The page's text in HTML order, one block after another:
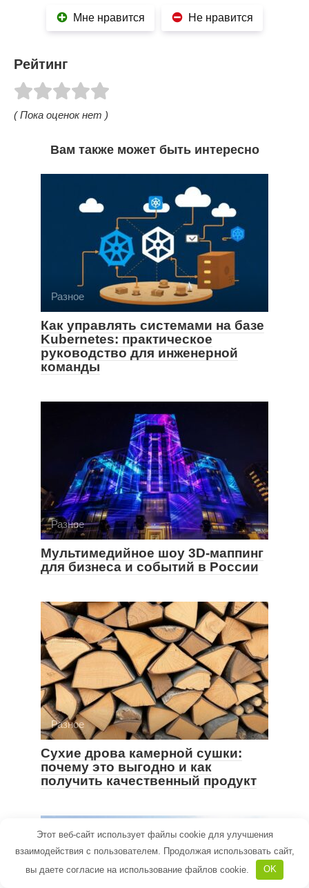
Мне нравится Не нравится
Рейтинг
( Пока оценок нет )
Вам также может быть интересно
Разное
Как управлять системами на базе
Kubernetes: практическое
руководство для инженерной
команды
Разное
Мультимедийное шоу 3D-маппинг
для бизнеса и событий в России
Разное
Сухие дрова камерной сушки:
почему это выгодно и как
получить качественный продукт
Этот веб-сайт использует файлы cookie для улучшения
взаимодействия с пользователем. Продолжая использовать сайт,
вы даете согласие на использование файлов cookie.
OK